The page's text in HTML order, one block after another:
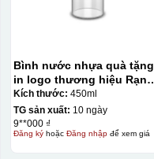
Bình nước nhựa quà tặng
in logo thương hiệu Rạng
Đông 450ml KQ-BNN01
Kích thước: 450ml
TG sản xuất: 10 ngày
9**000 ₫
Đăng kýhoặc Đăng nhậpđể xem giá